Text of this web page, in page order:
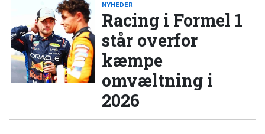
NYHEDER
Racing i Formel 1
står overfor
kæmpe
omvæltning i
2026